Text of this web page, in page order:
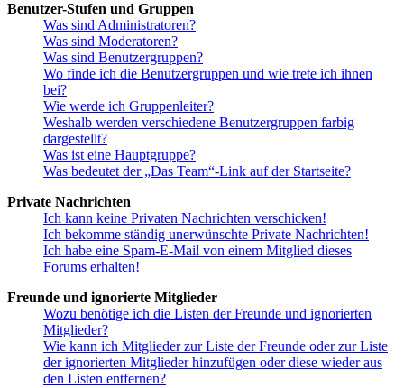
Benutzer-Stufen und Gruppen
Was sind Administratoren?
Was sind Moderatoren?
Was sind Benutzergruppen?
Wo finde ich die Benutzergruppen und wie trete ich ihnen
bei?
Wie werde ich Gruppenleiter?
Weshalb werden verschiedene Benutzergruppen farbig
dargestellt?
Was ist eine Hauptgruppe?
Was bedeutet der „Das Team“-Link auf der Startseite?
Private Nachrichten
Ich kann keine Privaten Nachrichten verschicken!
Ich bekomme ständig unerwünschte Private Nachrichten!
Ich habe eine Spam-E-Mail von einem Mitglied dieses
Forums erhalten!
Freunde und ignorierte Mitglieder
Wozu benötige ich die Listen der Freunde und ignorierten
Mitglieder?
Wie kann ich Mitglieder zur Liste der Freunde oder zur Liste
der ignorierten Mitglieder hinzufügen oder diese wieder aus
den Listen entfernen?